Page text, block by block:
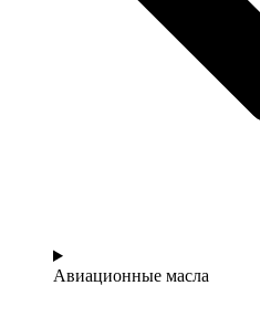
Авиационные масла